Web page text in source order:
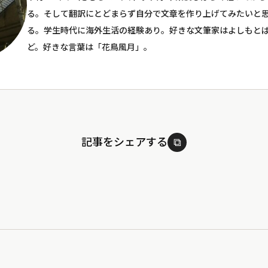
る。そして翻訳にとどまらず自分で文章を作り上げてみたいと
る。学生時代に海外生活の経験あり。好きな文筆家はよしもと
ど。好きな言葉は「花鳥風月」。
記事をシェアする ⧉